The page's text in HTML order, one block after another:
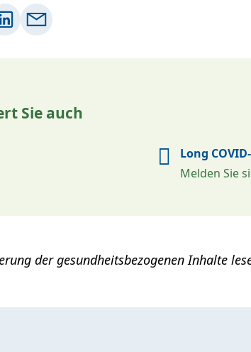
Sie auch
Long
Melden Sie
der gesundheitsbezogenen Inhalte